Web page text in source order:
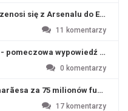
się z Arsenalu do
11 komentarzy
pomeczowa wypowiedź Artety
0 komentarzy
za 75 milionów funtów
17 komentarzy